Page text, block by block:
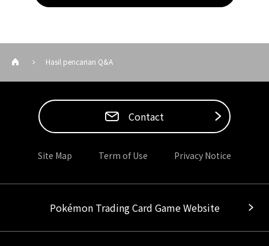
Hasil pencarian Q&A
Contact
Site Map Term of Use Privacy Notice
Pokémon Trading Card Game Website